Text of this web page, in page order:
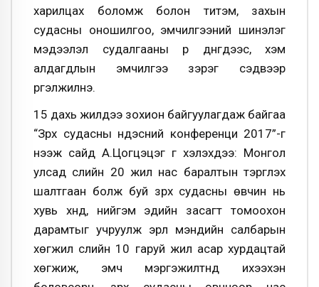
харилцах боломж болон титэм, захын
судасны оношилгоо, эмчилгээний шинэлэг
мэдээлэл судалгааны үр дүнгүүдээс, хэм
алдагдлын эмчилгээ зэрэг сэдвээр
үргэлжилнэ.
15 дахь жилдээ зохион байгуулагдаж байгаа
“Зүрх судасны үндэсний конференци 2017”-г
нээж сайд А.Цогцэцэг үг хэлэхдээ: Монгол
улсад сүүлийн 20 жил нас баралтын тэргүүлэх
шалтгаан болж буй зүрх судасны өвчин нь
хувь хүнд, нийгэм эдийн засагт томоохон
дарамтыг учруулж эрүүл мэндийн салбарын
хөгжил сүүлийн 10 гаруй жил асар хурдацтай
хөгжиж, эмч мэргэжилтнүүд ихээхэн